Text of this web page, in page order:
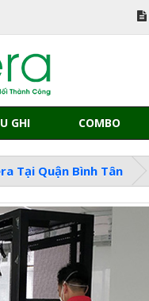
GHI COMBO
Tại Quận Bình Tân